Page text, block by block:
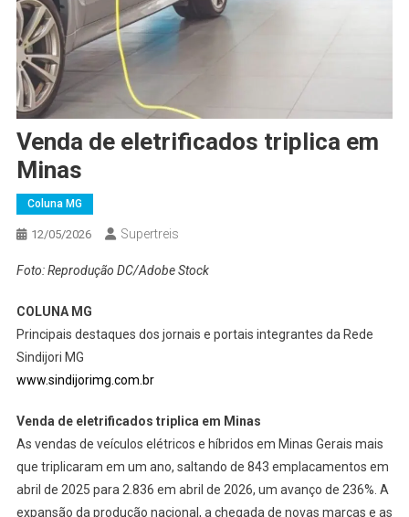
Venda de eletrificados triplica em
Minas
Coluna MG
12/05/2026 Supertreis
Foto: Reprodução DC/Adobe Stock
COLUNA MG
Principais destaques dos jornais e portais integrantes da Rede
Sindijori MG
www.sindijorimg.com.br
Venda de eletrificados triplica em Minas
As vendas de veículos elétricos e híbridos em Minas Gerais mais
que triplicaram em um ano, saltando de 843 emplacamentos em
abril de 2025 para 2.836 em abril de 2026, um avanço de 236%. A
expansão da produção nacional, a chegada de novas marcas e as